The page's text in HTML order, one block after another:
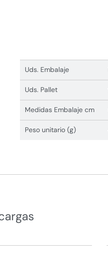
Uds. Embalaje
Uds. Pallet
Medidas Embalaje cm
Peso unitario (g)